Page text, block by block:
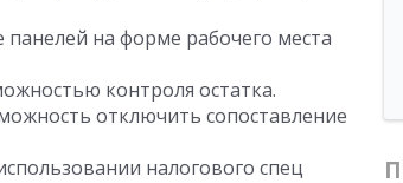
на форме рабочего места
контроля остатка.
отключить сопоставление
налогового спец